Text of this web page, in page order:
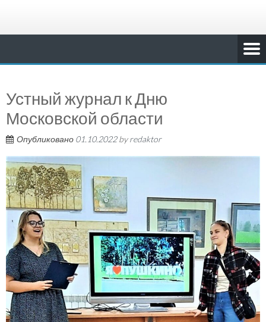
Устный журнал к Дню
Московской области
Опубликовано 01.10.2022byredaktor